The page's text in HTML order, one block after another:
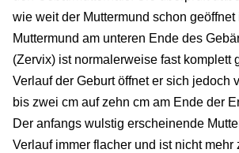
wie weit der Muttermund schon geöffnet
Muttermund am unteren Ende des
(Zervix) ist normalerweise fast komplett
Verlauf der Geburt öffnet er sich jedoch
bis zwei cm auf zehn cm am Ende der
Der anfangs wulstig erscheinende
Verlauf immer flacher und ist nicht mehr